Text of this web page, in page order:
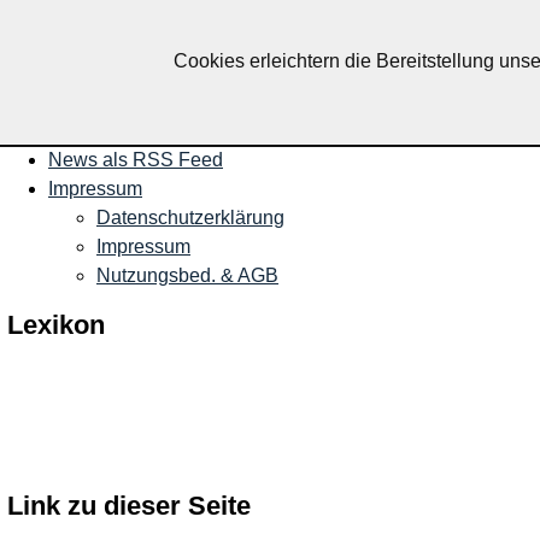
News als RSS Feed
Impressum
Datenschutzerklärung
Impressum
Nutzungsbed. & AGB
Lexikon
Link zu dieser Seite
Cookies erleichtern die Bereitstellung